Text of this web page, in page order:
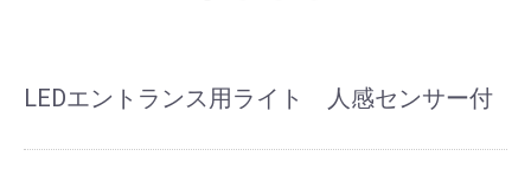
LEDエントランス用ライト 人感センサー付